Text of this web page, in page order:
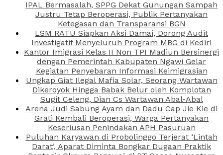
IPAL Bermasalah, SPPG Dekat Gunungan Sampah
Justru Tetap Beroperasi, Publik Pertanyakan
Ketegasan dan Transparansi BGN
LSM RATU Siapkan Aksi Damai, Dorong Audit
Investigatif Menyeluruh Program MBG di Kediri
Kantor Imigrasi Kelas II Non TPI Madiun Bersinergi
dengan Pemerintah Kabupaten Ngawi Gelar
Kegiatan Penyebaran Informasi Keimigrasian
Ungkap Giat Ilegal Mafia Solar, Seorang Wartawan
Dikeroyok Hingga Babak Belur oleh Komplotan
Sugit Celeng, Dian Cs Wartawan Abal-Abal
Arena Judi Sabung Ayam dan Dadu Cap Jie Kie di
Grati Kembali Beroperasi, Warga Pertanyakan
Keseriusan Penindakan APH Pasuruan
Puluhan Karyawan di Probolinggo Terjerat ‘Lintah
Darat’, Aparat Diminta Bongkar Dugaan Praktik